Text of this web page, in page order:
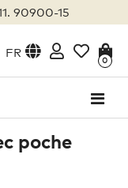
90900-15
FR
0
poche